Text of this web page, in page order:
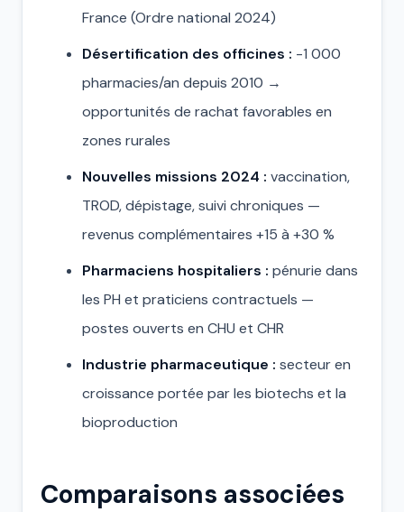
France (Ordre national 2024)
Désertification des officines : -1 000
pharmacies/an depuis 2010 →
opportunités de rachat favorables en
zones rurales
Nouvelles missions 2024 : vaccination,
TROD, dépistage, suivi chroniques —
revenus complémentaires +15 à +30 %
Pharmaciens hospitaliers : pénurie dans
les PH et praticiens contractuels —
postes ouverts en CHU et CHR
Industrie pharmaceutique : secteur en
croissance portée par les biotechs et la
bioproduction
Comparaisons associées